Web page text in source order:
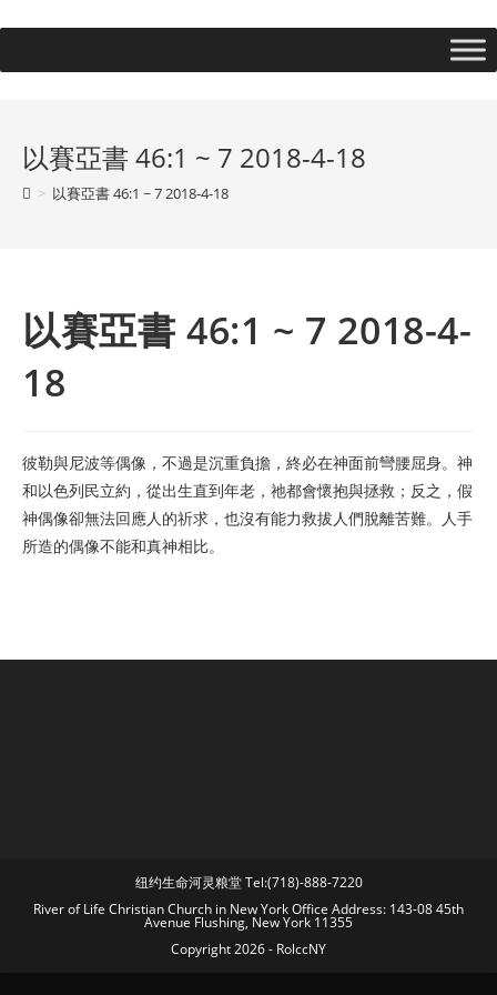
以賽亞書 46:1 ~ 7 2018-4-18
> 以賽亞書 46:1 ~ 7 2018-4-18
以賽亞書 46:1 ~ 7 2018-4-
18
彼勒與尼波等偶像，不過是沉重負擔，終必在神面前彎腰屈身。神
和以色列民立約，從出生直到年老，祂都會懷抱與拯救；反之，假
神偶像卻無法回應人的祈求，也沒有能力救拔人們脫離苦難。人手
所造的偶像不能和真神相比。
纽约生命河灵粮堂 Tel:(718)-888-7220
River of Life Christian Church in New York Office Address: 143-08 45th
Avenue Flushing, New York 11355
Copyright 2026 - RolccNY